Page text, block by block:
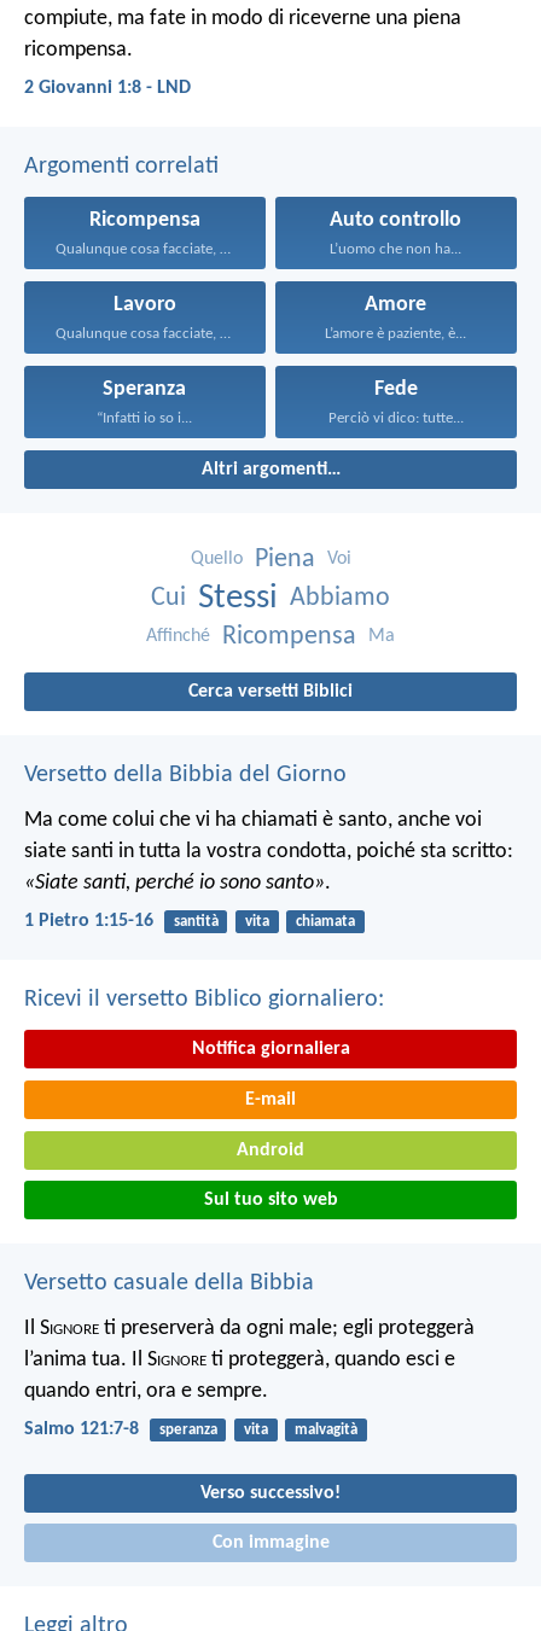
compiute, ma fate in modo di riceverne una piena
ricompensa.
2 Giovanni 1:8 - LND
Argomenti correlati
Ricompensa
Qualunque cosa facciate, fatela...
Auto controllo
L’uomo che non ha...
Lavoro
Qualunque cosa facciate, fatela...
Amore
L’amore è paziente, è...
Speranza
“Infatti io so i...
Fede
Perciò vi dico: tutte...
Altri argomenti…
Quello Piena Voi
Cui Stessi Abbiamo
Affinché Ricompensa Ma
Cerca versetti Biblici
Versetto della Bibbia del Giorno
Ma come colui che vi ha chiamati è santo, anche voi
siate santi in tutta la vostra condotta, poiché sta scritto:
«Siate santi, perché io sono santo».
1 Pietro 1:15-16 santità vita chiamata
Ricevi il versetto Biblico giornaliero:
Notifica giornaliera
E-mail
Android
Sul tuo sito web
Versetto casuale della Bibbia
Il Signore ti preserverà da ogni male; egli proteggerà
l’anima tua. Il Signore ti proteggerà, quando esci e
quando entri, ora e sempre.
Salmo 121:7-8 speranza vita malvagità
Verso successivo!
Con immagine